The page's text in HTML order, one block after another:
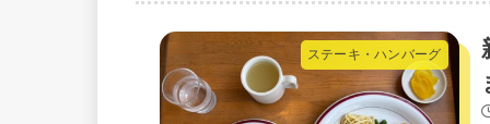
ステーキ・ハンバーグ